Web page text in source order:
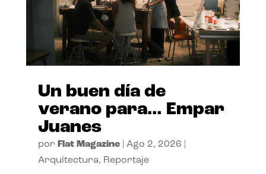
Un buen día de
verano para… Empar
Juanes
por Flat Magazine| Ago 2, 2026
Arquitectura, Reportaje